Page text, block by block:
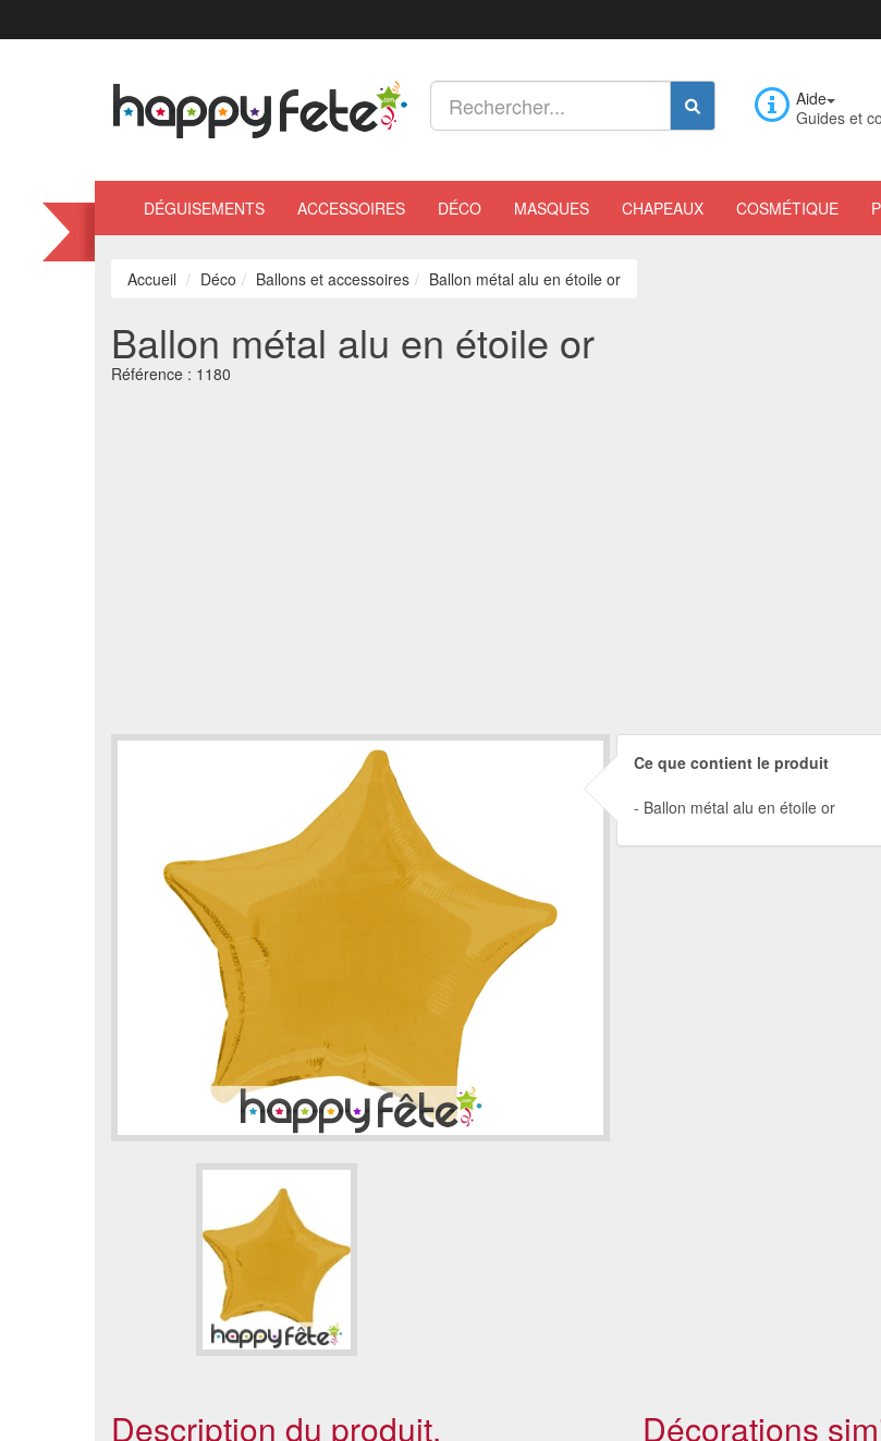
Aide
Guides et
DÉGUISEMENTS ACCESSOIRES DÉCO MASQUES CHAPEAUX COSMÉTIQUE
Accueil Déco Ballons et accessoires Ballon métal alu en étoile or
Ballon métal alu en étoile or
Référence : 1180
Ce que contient le produit
Ballon métal alu en étoile or
Description du produit. Décorations